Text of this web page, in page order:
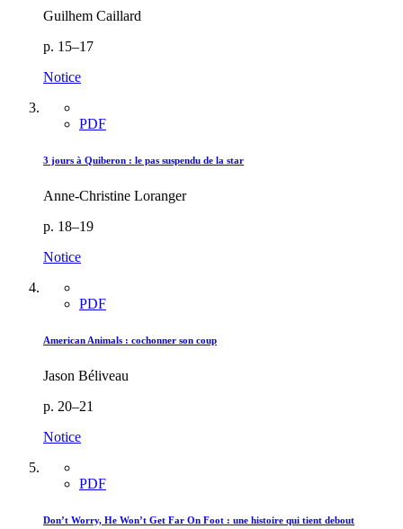
Guilhem Caillard
p. 15–17
Notice
PDF
3 jours à Quiberon : le pas suspendu de la star
Anne-Christine Loranger
p. 18–19
Notice
PDF
American Animals : cochonner son coup
Jason Béliveau
p. 20–21
Notice
PDF
Don’t Worry, He Won’t Get Far On Foot : une histoire qui tient debout